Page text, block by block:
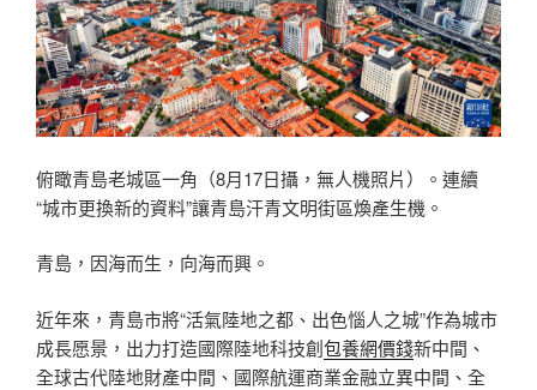
俯瞰青島老城區一角（8月17日攝，無人機照片）。連續
“城市更換新的資料”讓青島汗青文明街區煥產生機。
青島，因海而生，向海而興。
近年來，青島市將“活氣陸地之都、出色惱人之城”作為城市
成長愿景，出力打造國際陸地科技創包養網價錢新中間、
全球古代陸地財產中間、國際航運商業金融立異中間、全